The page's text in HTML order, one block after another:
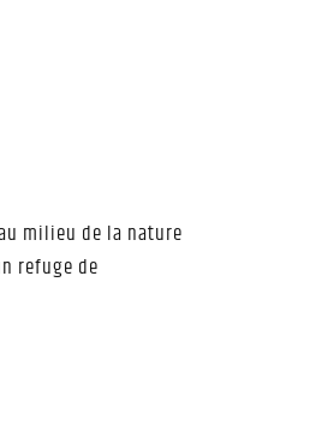
milieu de la nature
refuge de